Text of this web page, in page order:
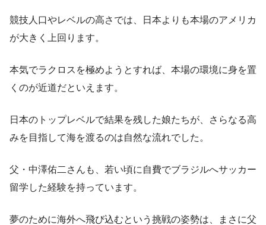
競技人口やレベルの高さでは、日本よりも本場のアメリカ
が大きく上回ります。
本気でラクロスを極めようとすれば、本場の環境に身を置
くのが近道だといえます。
日本のトップレベルで結果を残した娘たちが、さらなる高
みを目指して海を渡るのは自然な流れでした。
父・中澤佑二さんも、若い頃に自費でブラジルへサッカー
留学した経験を持っています。
夢のために海外へ飛び込むという挑戦の姿勢は、まさに父